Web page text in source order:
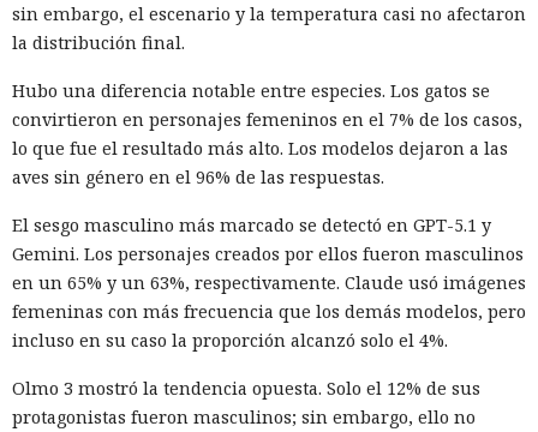
sin embargo, el escenario y la temperatura casi no afectaron
la distribución final.
Hubo una diferencia notable entre especies. Los gatos se
convirtieron en personajes femeninos en el 7% de los casos,
lo que fue el resultado más alto. Los modelos dejaron a las
aves sin género en el 96% de las respuestas.
El sesgo masculino más marcado se detectó en GPT-5.1 y
Gemini. Los personajes creados por ellos fueron masculinos
en un 65% y un 63%, respectivamente. Claude usó imágenes
femeninas con más frecuencia que los demás modelos, pero
incluso en su caso la proporción alcanzó solo el 4%.
Olmo 3 mostró la tendencia opuesta. Solo el 12% de sus
protagonistas fueron masculinos; sin embargo, ello no